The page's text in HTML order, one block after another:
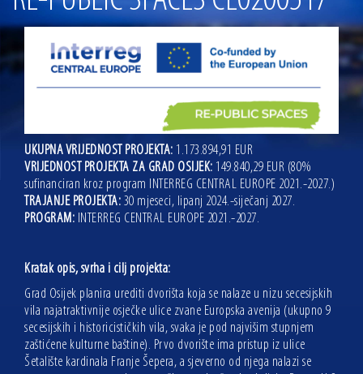
13.07.2026 | Ljetnim izdanjem Večeri vina i umjetnosti završen Vinski mjesec
07.07.2026 | Održana 8. sjednica Gradskog vijeća Grada Osijeka. Gradonačelnik
Radić istaknuo da je u osječke vrtiće upisan rekordan broj djece, te najavio cjelovitu
obnovu glavnog osječkog Trga Ante Starčevića
06.07.2026 | Brevis koncertom u Zlatnoj dvorani Musikvereina obilježio 30 godina
djelovanja
04.07.2026 | Zbog povoljnih vodostaja i pravodobnih mjera komarci ove godine pod
04.08.2026 | U Osijeku obilježen Dan pobjede i domovinske zahvalnosti i Dan
hrvatskih branitelja
UKUPNA VRIJEDNOST PROJEKTA: 1.173.894,91 EUR
VRIJEDNOST PROJEKTA ZA GRAD OSIJEK: 149.840,29 EUR (80%
sufinanciran kroz program INTERREG CENTRAL EUROPE 2021.-2027.)
TRAJANJE PROJEKTA: 30 mjeseci, lipanj 2024.-siječanj 2027.
PROGRAM: INTERREG CENTRAL EUROPE 2021.-2027.
Kratak opis, svrha i cilj projekta:
Grad Osijek planira urediti dvorišta koja se nalaze u nizu secesijskih
vila najatraktivnije osječke ulice zvane Europska avenija (ukupno 9
secesijskih i historicističkih vila, svaka je pod najvišim stupnjem
zaštićene kulturne baštine). Prvo dvorište ima pristup iz ulice
Šetalište kardinala Franje Šepera, a sjeverno od njega nalazi se